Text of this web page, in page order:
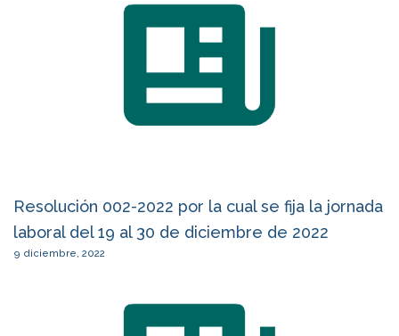
Resolución 002-2022 por la cual se fija la jornada
laboral del 19 al 30 de diciembre de 2022
9 diciembre, 2022